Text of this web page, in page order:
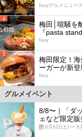
favyグルメニュース
4
梅田│喧騒を
『pasta
favy
5
梅田限定！
ーガーが新登
favy
グルメイベント
8/8〜｜「ダ
ェなど限定
8月8日(土) 〜 8